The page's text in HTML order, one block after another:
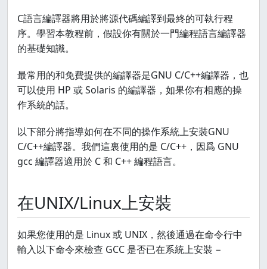
C語言編譯器將用於將源代碼編譯到最終的可執行程
序。學習本教程前，假設你有關於一門編程語言編譯器
的基礎知識。
最常用的和免費提供的編譯器是GNU C/C++編譯器，也
可以使用 HP 或 Solaris 的編譯器，如果你有相應的操
作系統的話。
以下部分將指導如何在不同的操作系統上安裝GNU
C/C++編譯器。我們這裏使用的是 C/C++，因爲 GNU
gcc 編譯器適用於 C 和 C++ 編程語言。
在UNIX/Linux上安裝
如果您使用的是 Linux 或 UNIX，然後通過在命令行中
輸入以下命令來檢查 GCC 是否已在系統上安裝 −